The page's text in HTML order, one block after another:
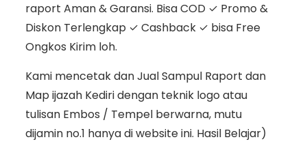
raport Aman & Garansi. Bisa COD ✓ Promo &
Diskon Terlengkap ✓ Cashback ✓ bisa Free
Ongkos Kirim loh.
Kami mencetak dan Jual Sampul Raport dan
Map ijazah Kediri dengan teknik logo atau
tulisan Embos / Tempel berwarna, mutu
dijamin no.1 hanya di website ini. Hasil Belajar)